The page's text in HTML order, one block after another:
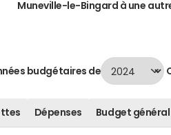
Muneville-le-Bingard à une
budgétaires de
Dépenses Budget général